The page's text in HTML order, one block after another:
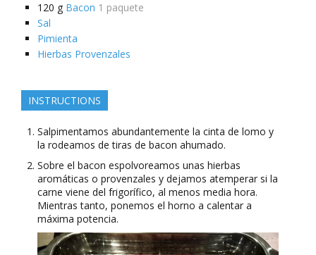
120 g Bacon 1 paquete
Sal
Pimienta
Hierbas Provenzales
INSTRUCTIONS
Salpimentamos abundantemente la cinta de lomo y
la rodeamos de tiras de bacon ahumado.
Sobre el bacon espolvoreamos unas hierbas
aromáticas o provenzales y dejamos atemperar si la
carne viene del frigorífico, al menos media hora.
Mientras tanto, ponemos el horno a calentar a
máxima potencia.